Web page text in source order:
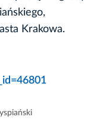
Krakowa.